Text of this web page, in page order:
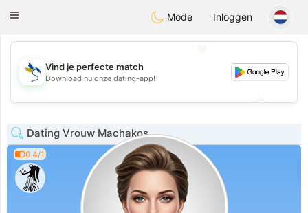
SvenskaDating
Toggle
Mode Inloggen
💖
💕
Vind je perfecte match
Download nu onze dating-app!
Dating Vrouw Machakos
0.4/1